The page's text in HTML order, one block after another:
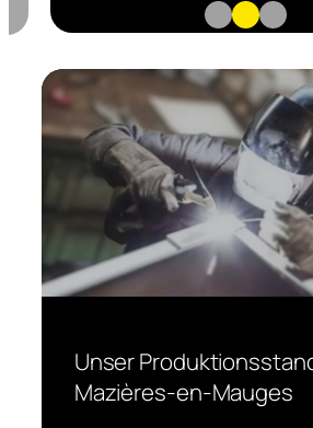
Unser
Mazières-en-Mauges